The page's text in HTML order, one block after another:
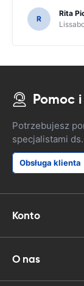
R
Rita
Pomoc
Potrzebujesz
specjalistami
Obsługa klienta
Konto
O nas